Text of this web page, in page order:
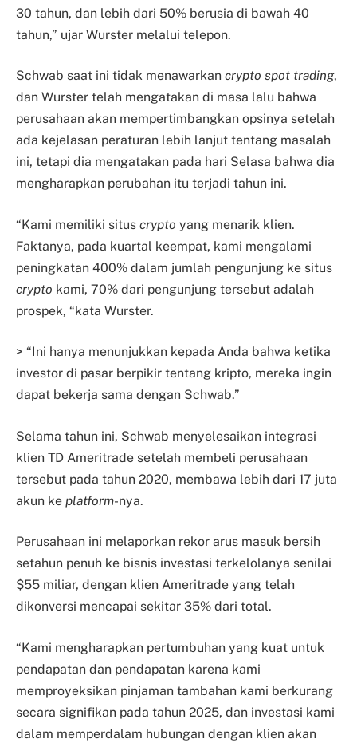
30 tahun, dan lebih dari 50% berusia di bawah 40
tahun,” ujar Wurster melalui telepon.
Schwab saat ini tidak menawarkan crypto spot trading,
dan Wurster telah mengatakan di masa lalu bahwa
perusahaan akan mempertimbangkan opsinya setelah
ada kejelasan peraturan lebih lanjut tentang masalah
ini, tetapi dia mengatakan pada hari Selasa bahwa dia
mengharapkan perubahan itu terjadi tahun ini.
“Kami memiliki situs crypto yang menarik klien.
Faktanya, pada kuartal keempat, kami mengalami
peningkatan 400% dalam jumlah pengunjung ke situs
crypto kami, 70% dari pengunjung tersebut adalah
prospek, “kata Wurster.
> “Ini hanya menunjukkan kepada Anda bahwa ketika
investor di pasar berpikir tentang kripto, mereka ingin
dapat bekerja sama dengan Schwab.”
Selama tahun ini, Schwab menyelesaikan integrasi
klien TD Ameritrade setelah membeli perusahaan
tersebut pada tahun 2020, membawa lebih dari 17 juta
akun ke platform-nya.
Perusahaan ini melaporkan rekor arus masuk bersih
setahun penuh ke bisnis investasi terkelolanya senilai
$55 miliar, dengan klien Ameritrade yang telah
dikonversi mencapai sekitar 35% dari total.
“Kami mengharapkan pertumbuhan yang kuat untuk
pendapatan dan pendapatan karena kami
memproyeksikan pinjaman tambahan kami berkurang
secara signifikan pada tahun 2025, dan investasi kami
dalam memperdalam hubungan dengan klien akan